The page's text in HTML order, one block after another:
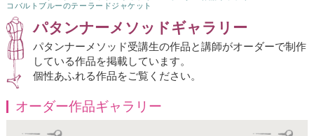
コバルトブルーのテーラードジャケット
パタンナーメソッドギャラリー
パタンナーメソッド受講生の作品と講師がオーダーで制作
している作品を掲載しています。
個性あふれる作品をご覧ください。
オーダー作品ギャラリー